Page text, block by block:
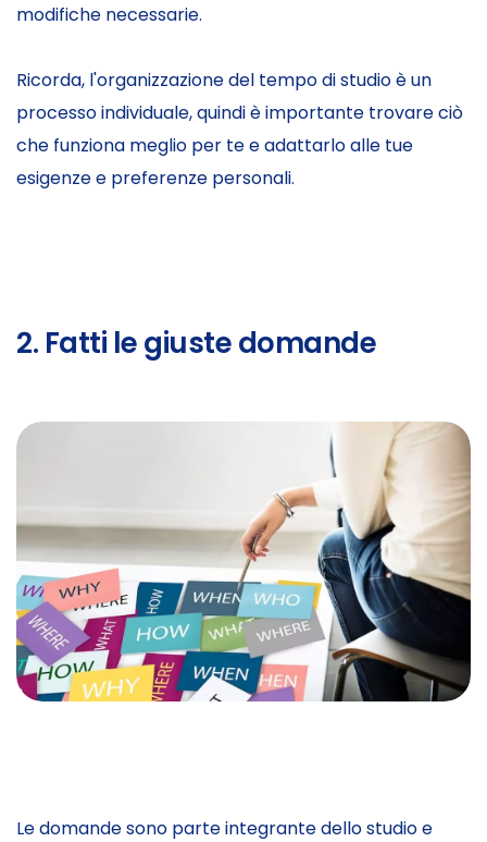
modifiche necessarie.
Ricorda, l'organizzazione del tempo di studio è un
processo individuale, quindi è importante trovare ciò
che funziona meglio per te e adattarlo alle tue
esigenze e preferenze personali.
2. Fatti le giuste domande
Le domande sono parte integrante dello studio e